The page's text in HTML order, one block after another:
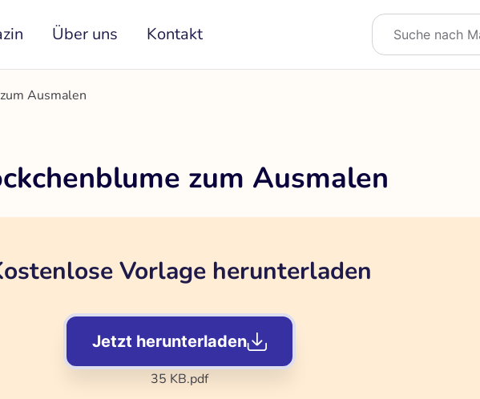
Über uns Kontakt
Ausmalen
zum Ausmalen
Vorlage herunterladen
Jetzt herunterladen
35 KB.pdf